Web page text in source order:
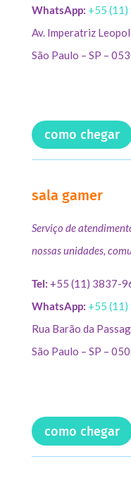
WhatsApp: +55
Av. Imperatriz
São Paulo – SP –
como chegar
sala gamer
Serviço de
nossas unidades,
Tel: +55 (11) 3837-
WhatsApp: +55
Rua Barão da
São Paulo – SP –
como chegar